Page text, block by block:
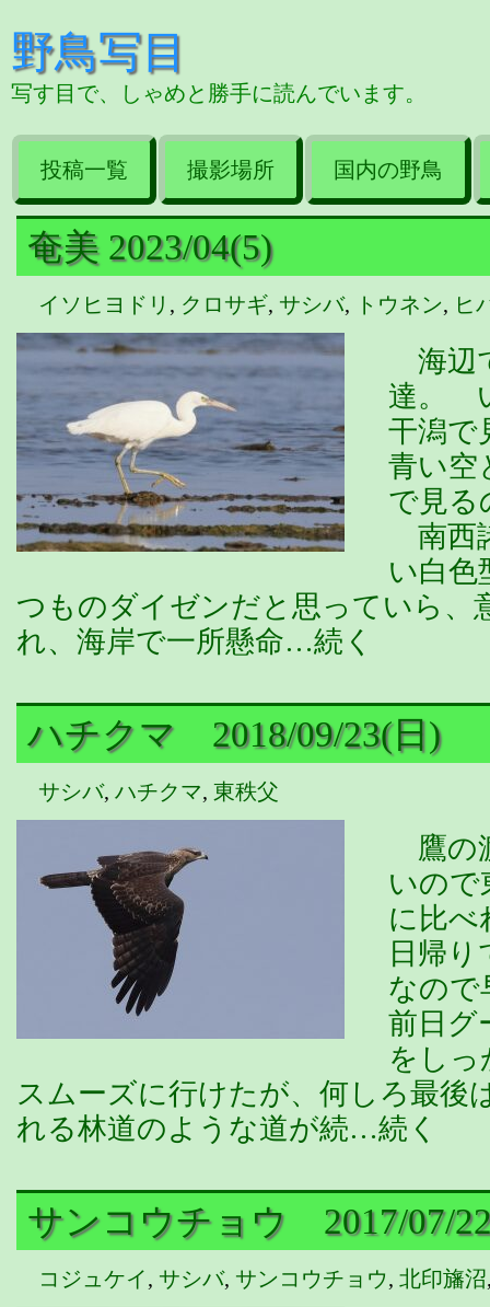
野鳥写目
写す目で、しゃめと勝手に読んでいます。
投稿一覧 撮影場所 国内の野鳥
奄美 2023/04(5)
イソヒヨドリ , クロサギ, サシバ, トウネン, ヒ
海辺
達。
干潟で
青い空
で見る
南西
い白
つものダイゼンだと思っていら、
れ、海岸で一所懸命…続く
ハチクマ 2018/09/23(日)
サシバ, ハチクマ, 東秩父
鷹の
いので
に比べ
日帰
なの
前日グ
をし
スムーズに行けたが、何しろ最後
れる林道のような道が続…続く
サンコウチョウ 2017/07/
コジュケイ, サシバ, サンコウチョウ, 北印旛沼